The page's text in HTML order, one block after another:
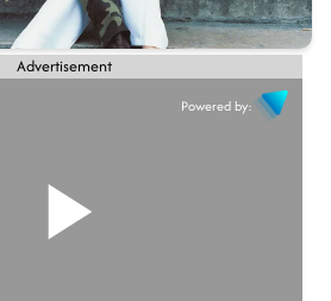
Advertisement
Powered by: